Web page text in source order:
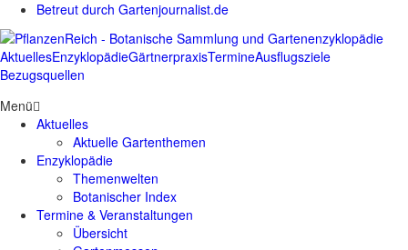
Betreut durch Gartenjournalist.de
AktuellesEnzyklopädieGärtnerpraxisTermineAusflugsziele
Bezugsquellen
Menü
Aktuelles
Aktuelle Gartenthemen
Enzyklopädie
Themenwelten
Botanischer Index
Termine & Veranstaltungen
Übersicht